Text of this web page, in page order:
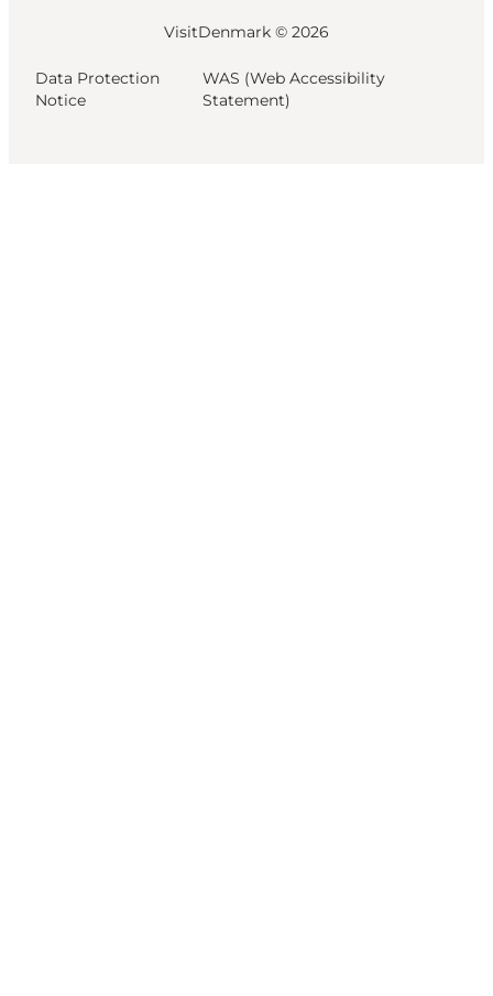
VisitDenmark © 2026
Data Protection
Notice
WAS (Web Accessibility
Statement)